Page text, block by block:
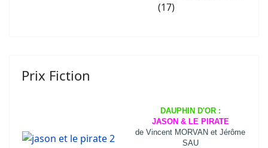
(17)
Prix Fiction
DAUPHIN D'OR :
JASON & LE PIRATE
de Vincent MORVAN et Jérôme
SAU